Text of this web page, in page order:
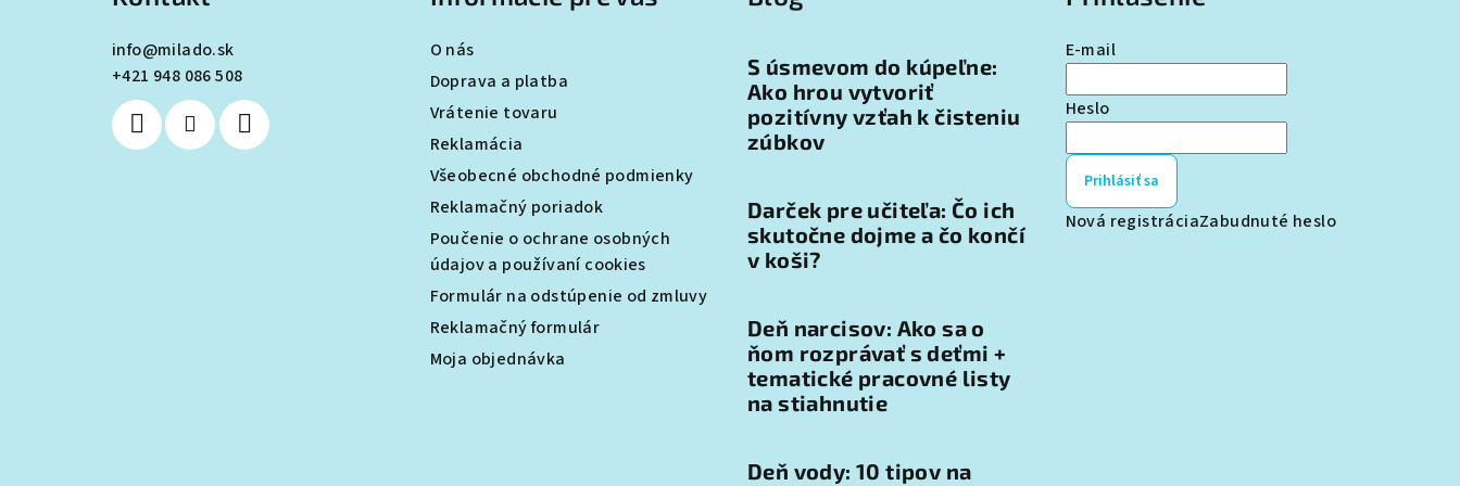
info@milado.sk
+421 948 086 508
O nás
Doprava a platba
Vrátenie tovaru
Reklamácia
Všeobecné obchodné podmienky
Reklamačný poriadok
Poučenie o ochrane osobných
údajov a používaní cookies
Formulár na odstúpenie od zmluvy
Reklamačný formulár
Moja objednávka
S úsmevom do kúpeľne:
Ako hrou vytvoriť
pozitívny vzťah k čisteniu
zúbkov
Darček pre učiteľa: Čo ich
skutočne dojme a čo končí
v koši?
Deň narcisov: Ako sa o
ňom rozprávať s deťmi +
tematické pracovné listy
na stiahnutie
Deň vody: 10 tipov na
E-mail
Heslo
Prihlásiť sa
Nová registráciaZabudnuté heslo